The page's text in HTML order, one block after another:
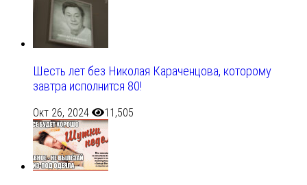
Шесть лет без Николая Караченцова, которому
завтра исполнится 80!
Окт 26, 2024 11,505